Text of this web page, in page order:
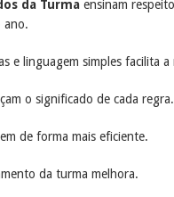
da Turma ensinam
ano.
e linguagem simples facilita a
o significado de cada regra.
de forma mais eficiente.
da turma melhora.